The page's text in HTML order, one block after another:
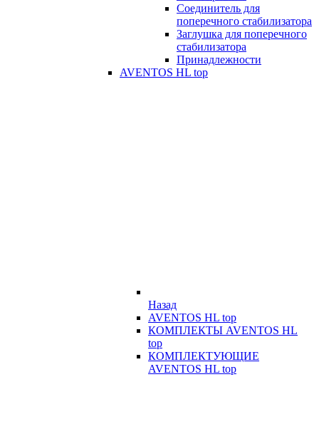
Соединитель для
поперечного стабилизатора
Заглушка для поперечного
стабилизатора
Принадлежности
AVENTOS HL top
Назад
AVENTOS HL top
КОМПЛЕКТЫ AVENTOS HL
top
КОМПЛЕКТУЮЩИЕ
AVENTOS HL top